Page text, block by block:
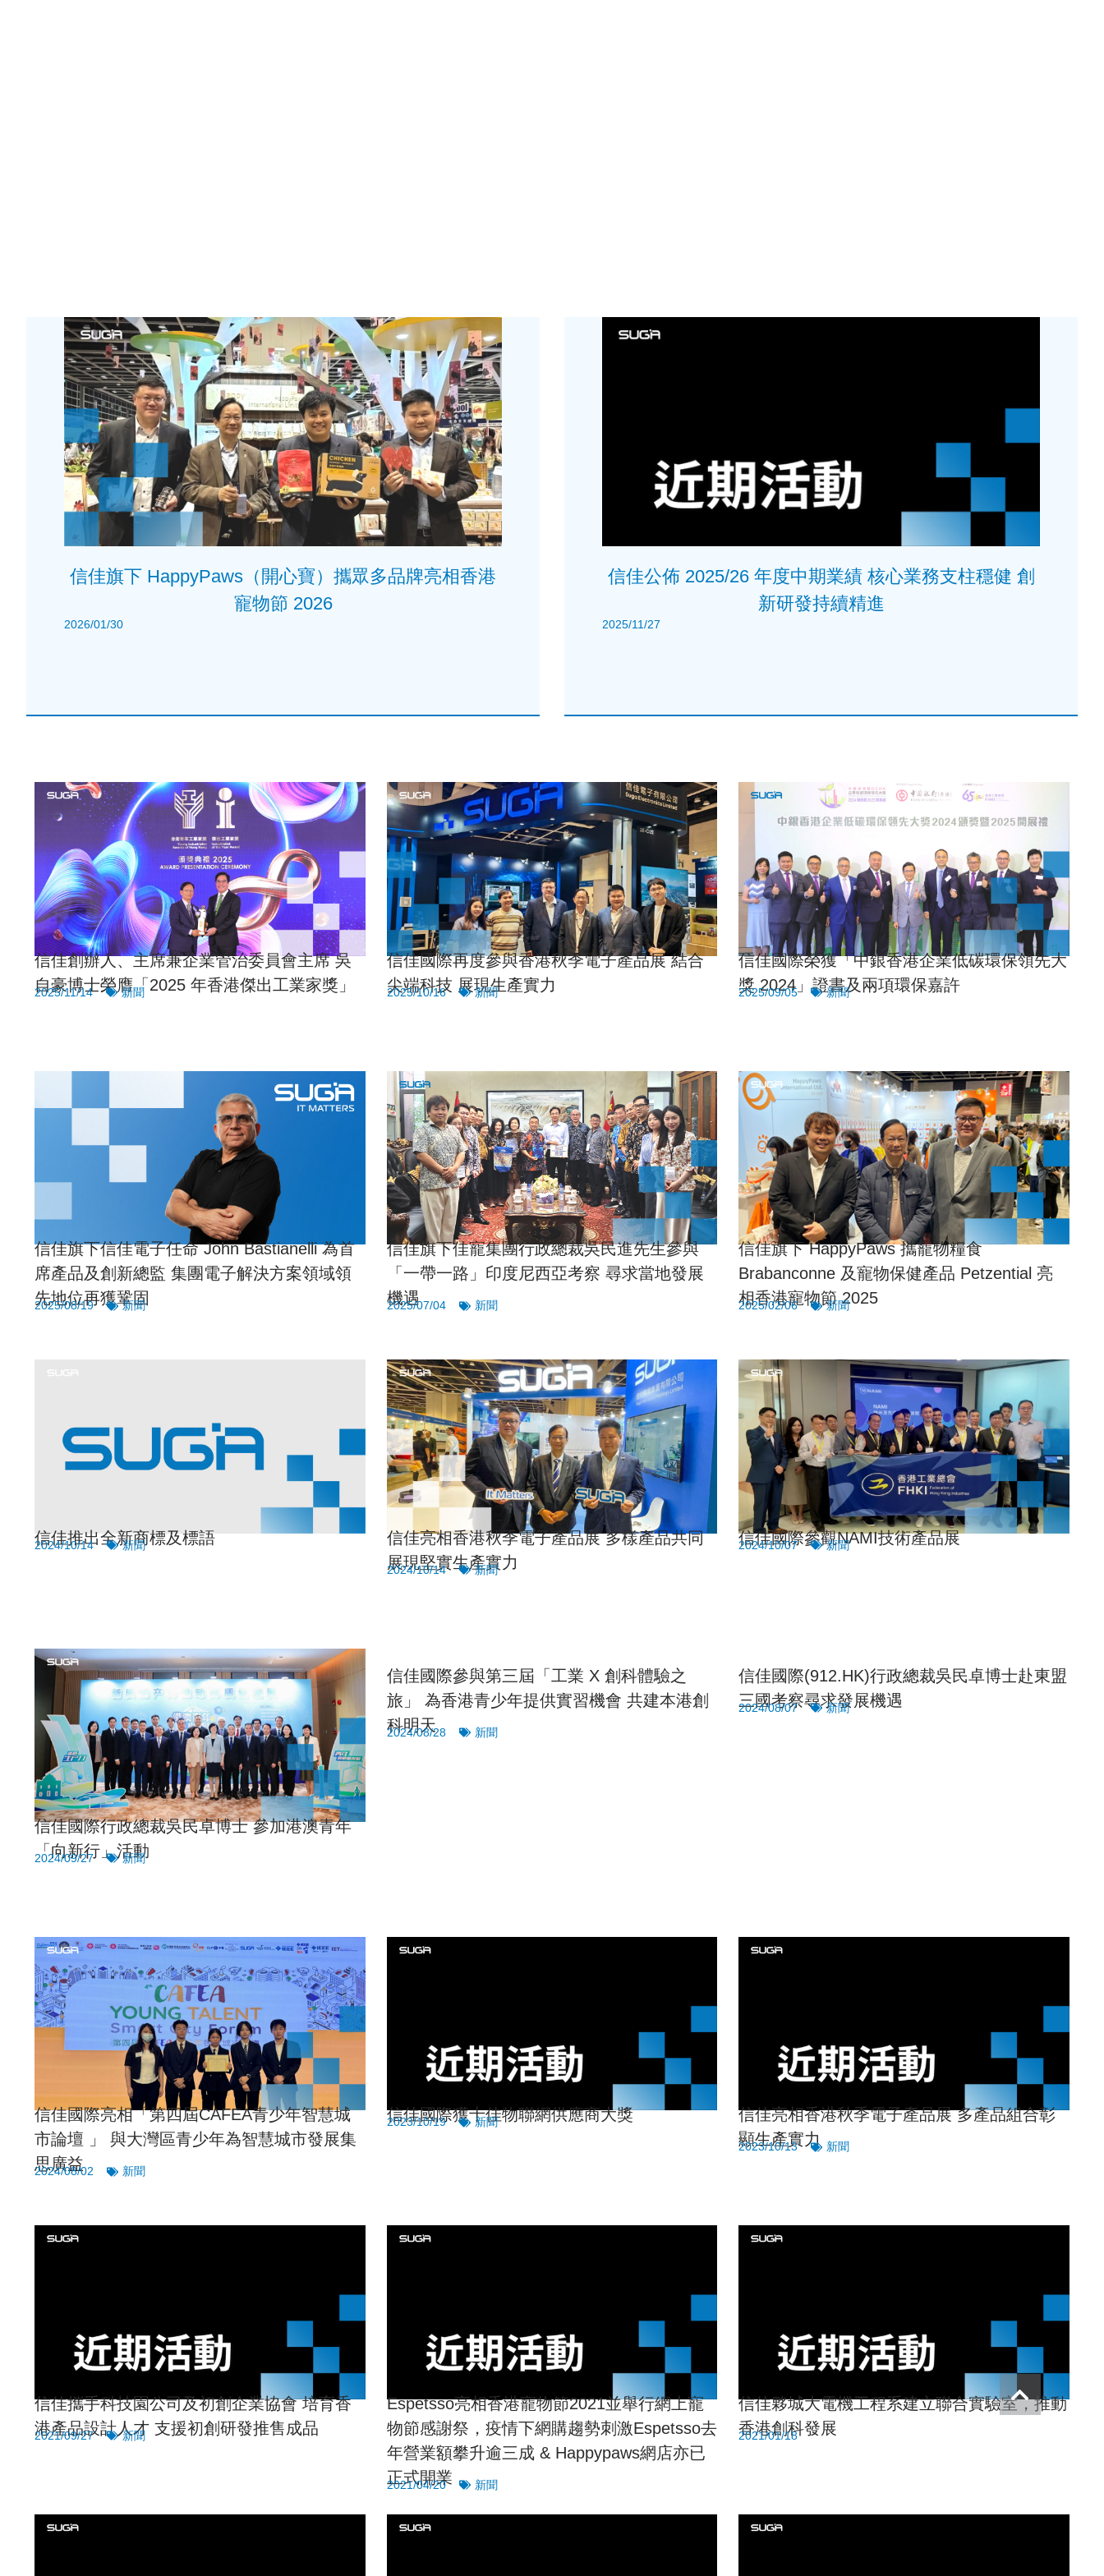
信佳旗下 HappyPaws（開心寶）攜眾多品牌亮相香港
寵物節 2026
2026/01/30
信佳公佈 2025/26 年度中期業績 核心業務支柱穩健 創
新研發持續精進
2025/11/27
信佳創辦人、主席兼企業管治委員會主席 吳
自豪博士榮膺「2025 年香港傑出工業家獎」
2025/11/14 新聞
信佳國際再度參與香港秋季電子產品展 結合
尖端科技 展現生產實力
2025/10/16 新聞
信佳國際榮獲「中銀香港企業低碳環保領先大
獎 2024」證書及兩項環保嘉許
2025/09/05 新聞
信佳旗下信佳電子任命 John Bastianelli 為首
席產品及創新總監 集團電子解決方案領域領
先地位再獲鞏固
2025/08/19 新聞
信佳旗下佳寵集團行政總裁吳民進先生參與
「一帶一路」印度尼西亞考察 尋求當地發展
機遇
2025/07/04 新聞
信佳旗下 HappyPaws 攜寵物糧食
Brabanconne 及寵物保健產品 Petzential 亮
相香港寵物節 2025
2025/02/06 新聞
信佳推出全新商標及標語
2024/10/14 新聞
信佳亮相香港秋季電子產品展 多樣產品共同
展現堅實生產實力
2024/10/14 新聞
信佳國際參觀NAMI技術產品展
2024/10/07 新聞
信佳國際行政總裁吳民卓博士 參加港澳青年
「向新行」活動
2024/09/27 新聞
信佳國際亮相「第四屆CAFEA青少年智慧城
市論壇 」 與大灣區青少年為智慧城市發展集
思廣益
2024/08/02 新聞
信佳國際獲十佳物聯網供應商大獎
2023/10/19 新聞
信佳亮相香港秋季電子產品展 多產品組合彰
顯生產實力
2023/10/13 新聞
信佳攜手科技園公司及初創企業協會 培育香
港產品設計人才 支援初創研發推售成品
2021/09/27 新聞
Espetsso亮相香港寵物節2021並舉行網上寵
物節感謝祭，疫情下網購趨勢刺激Espetsso去
年營業額攀升逾三成 & Happypaws網店亦已
正式開業
2021/04/20 新聞
信佳夥城大電機工程系建立聯合實驗室，推動
香港創科發展
2021/01/18